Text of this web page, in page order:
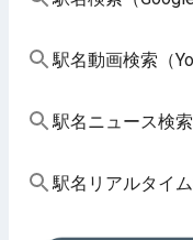
駅名動画検索（
駅名ニュース検索
駅名リアルタイム